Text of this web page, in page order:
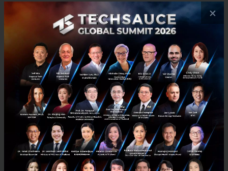
พฤษภาคม 4, 2018 | ByTechsauce Team
Supplier Wallmart Blockchain
E-mail :contact@techsauce.co
Tel : 02-001-5375
Mobile : 06-4658-9500
×